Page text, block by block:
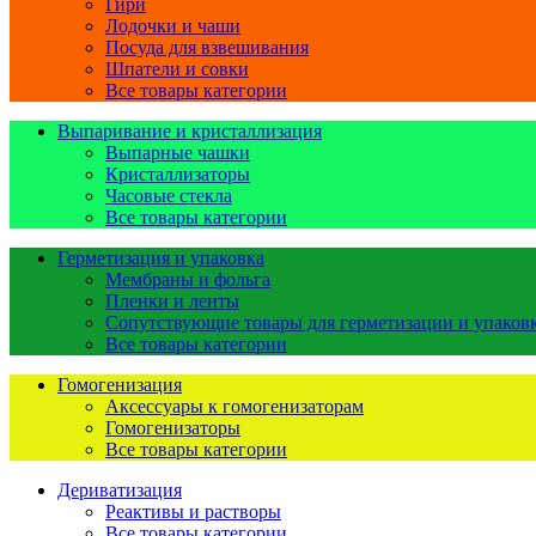
Гири
Лодочки и чаши
Посуда для взвешивания
Шпатели и совки
Все товары категории
Выпаривание и кристаллизация
Выпарные чашки
Кристаллизаторы
Часовые стекла
Все товары категории
Герметизация и упаковка
Мембраны и фольга
Пленки и ленты
Сопутствующие товары для герметизации и
Все товары категории
Гомогенизация
Аксессуары к гомогенизаторам
Гомогенизаторы
Все товары категории
Дериватизация
Реактивы и растворы